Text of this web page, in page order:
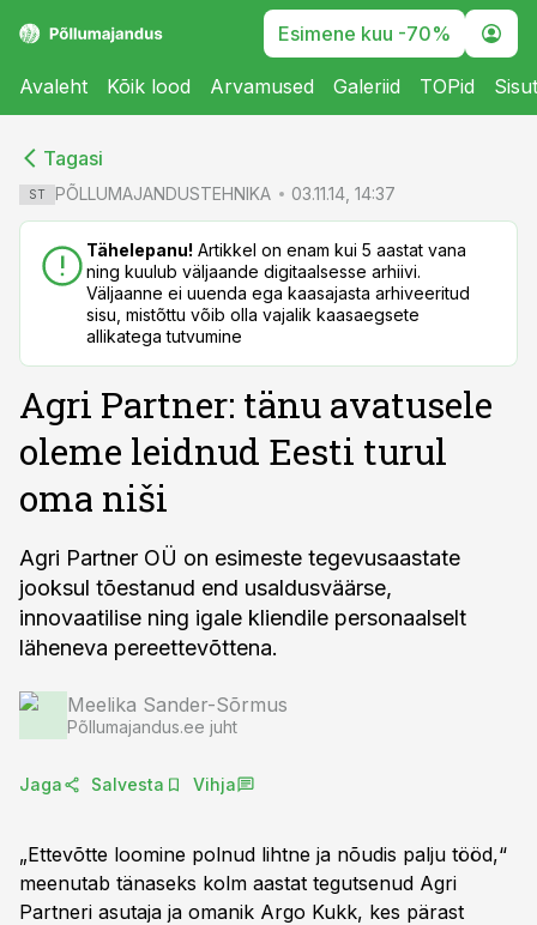
Esimene kuu -70%
Avaleht Kõik lood Arvamused Galeriid TOPid
Tagasi
ST PÕLLUMAJANDUSTEHNIKA 03.11.14, 14:37
Tähelepanu! Artikkel on enam kui 5 aastat vana
ning kuulub väljaande digitaalsesse arhiivi.
Väljaanne ei uuenda ega kaasajasta arhiveeritud
sisu, mistõttu võib olla vajalik kaasaegsete
allikatega tutvumine
Agri Partner: tänu avatusele
oleme leidnud Eesti turul
oma niši
Agri Partner OÜ on esimeste tegevusaastate
jooksul tõestanud end usaldusväärse,
innovaatilise ning igale kliendile personaalselt
läheneva pereettevõttena.
Meelika Sander-Sõrmus
Põllumajandus.ee juht
Jaga Salvesta Vihja
„Ettevõtte loomine polnud lihtne ja nõudis palju tööd,“
meenutab tänaseks kolm aastat tegutsenud Agri
Partneri asutaja ja omanik Argo Kukk, kes pärast